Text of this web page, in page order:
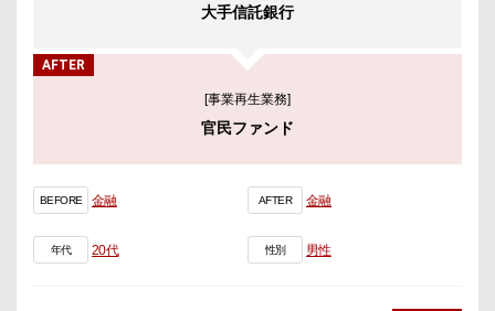
大手信託銀行
AFTER
[事業再生業務]
官民ファンド
BEFORE 金融 AFTER 金融
年代 20代 性別 男性